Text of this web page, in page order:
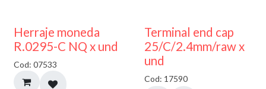
50% DESCUENTO
Herraje moneda
R.0295-C NQ x und
Cod: 07533
Terminal end cap
25/C/2.4mm/raw x
und
Cod: 17590